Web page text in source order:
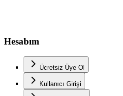
Hesabım
Ücretsiz Üye Ol
Kullanıcı Girişi